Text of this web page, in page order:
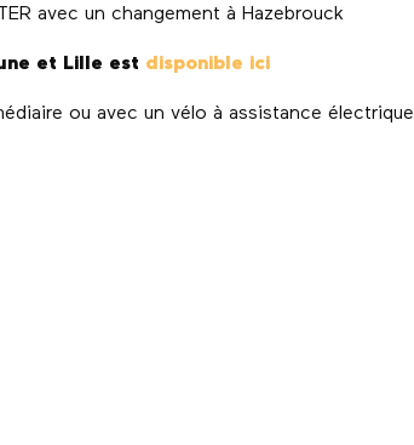
avec un changement à Hazebrouck
et Lille est disponible ici
ou avec un vélo à assistance électrique